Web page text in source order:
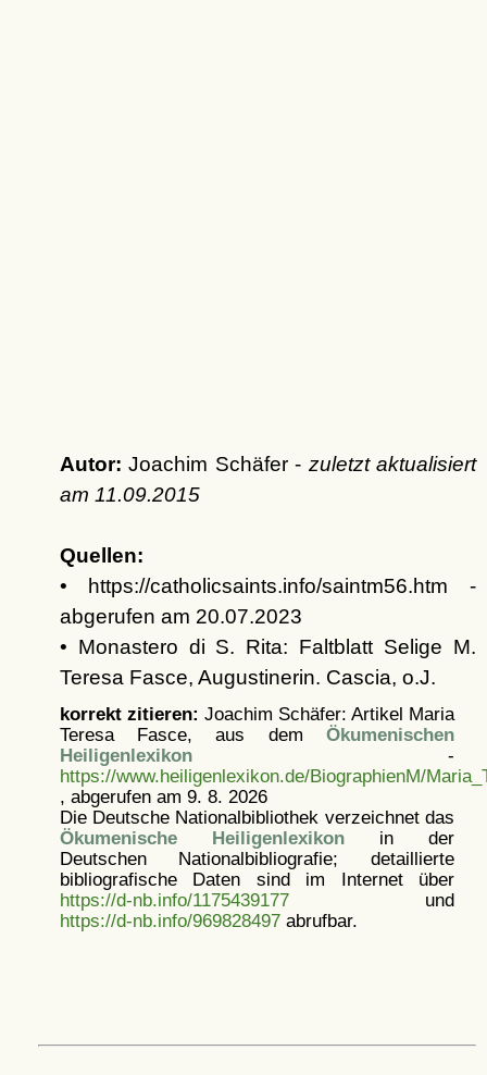
Autor: Joachim Schäfer - zuletzt aktualisiert
am 11.09.2015
Quellen:
• https://catholicsaints.info/saintm56.htm -
abgerufen am 20.07.2023
• Monastero di S. Rita: Faltblatt Selige M.
Teresa Fasce, Augustinerin. Cascia, o.J.
korrekt zitieren: Joachim Schäfer: Artikel Maria
Teresa Fasce, aus dem Ökumenischen
Heiligenlexikon-
https://www.heiligenlexikon.de/BiographienM/
, abgerufen am 9. 8. 2026
Die Deutsche Nationalbibliothek verzeichnet das
Ökumenische Heiligenlexikonin der
Deutschen Nationalbibliografie; detaillierte
bibliografische Daten sind im Internet über
https://d-nb.info/1175439177und
https://d-nb.info/969828497abrufbar.